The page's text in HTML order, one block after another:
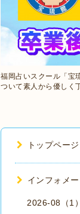
福岡占いスクール「宝
ついて素人から優しく
トップページ
インフォメ
2026-08（1）